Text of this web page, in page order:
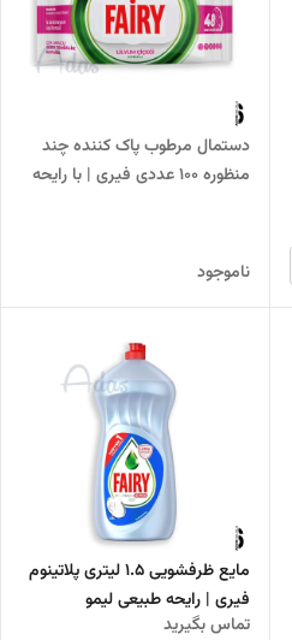
دستمال مرطوب پاک کننده چند
منظوره 100 عددی فیری | با رایحه
ناموجود
مایع ظرفشویی 1.5 لیتری پلاتینوم
فیری | رایحه طبیعی لیمو
تماس بگیرید